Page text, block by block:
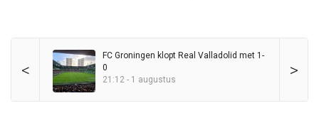
< >
FC Groningen klopt Real Valladolid met 1-
0
21:12 - 1 augustus